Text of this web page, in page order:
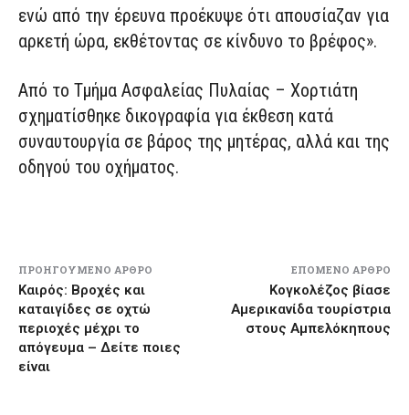
ενώ από την έρευνα προέκυψε ότι απουσίαζαν για
αρκετή ώρα, εκθέτοντας σε κίνδυνο το βρέφος».
Από το Τμήμα Ασφαλείας Πυλαίας – Χορτιάτη
σχηματίσθηκε δικογραφία για έκθεση κατά
συναυτουργία σε βάρος της μητέρας, αλλά και της
οδηγού του οχήματος.
ΠΡΟΗΓΟΎΜΕΝΟ ΆΡΘΡΟ
Kαιρός: Βροχές και
καταιγίδες σε οχτώ
περιοχές μέχρι το
απόγευμα – Δείτε ποιες
είναι
ΕΠΌΜΕΝΟ ΆΡΘΡΟ
Κογκολέζος βίασε
Αμερικανίδα τουρίστρια
στους Αμπελόκηπους